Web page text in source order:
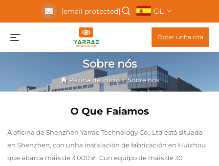
[email protected] GL
Obter unha cita
Sobre nós
Páxina de inicio>Sobre nós
O Que Faiamos
A oficina de Shenzhen Yarrae Technology Co., Ltd está situada
en Shenzhen, con unha instalación de fabricación en Huizhou
que abarca máis de 3.000㎡. Cun equipo de máis de 30